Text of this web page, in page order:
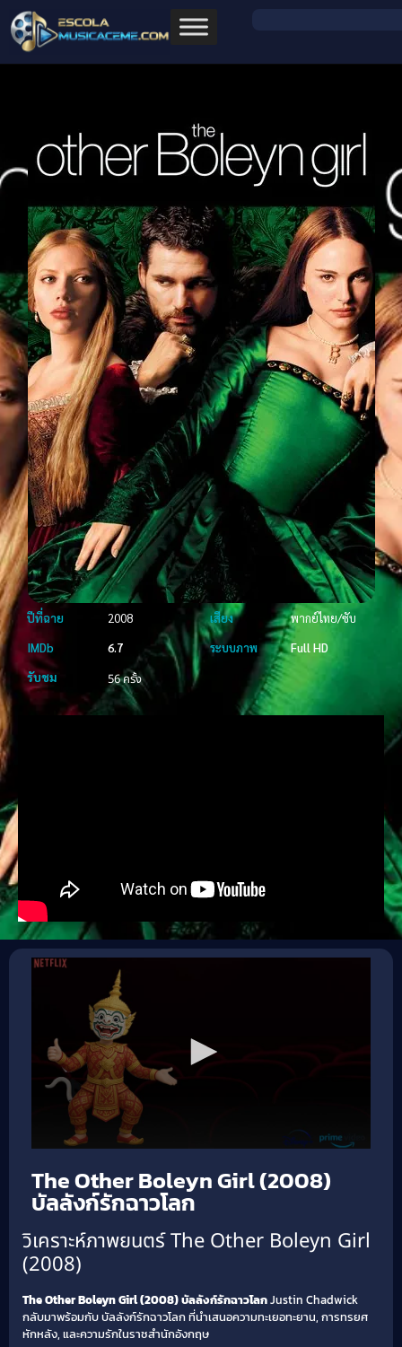
ปีที่ฉาย 2008 เสียง
พากย์ไทย/ซับ
IMDb
6.7 ระบบภาพ
Full HD
รับชม
56 ครั้ง
The Other Boleyn Girl (2008)
บัลลังก์รักฉาวโลก
วิเคราะห์ภาพยนตร์ The Other Boleyn Girl
(2008)
The Other Boleyn Girl (2008) บัลลังก์รักฉาวโลกJustin Chadwick
กลับมาพร้อมกับ บัลลังก์รักฉาวโลก ที่นำเสนอความทะเยอทะยาน, การทรยศ
หักหลัง, และความรักในราชสำนักอังกฤษ